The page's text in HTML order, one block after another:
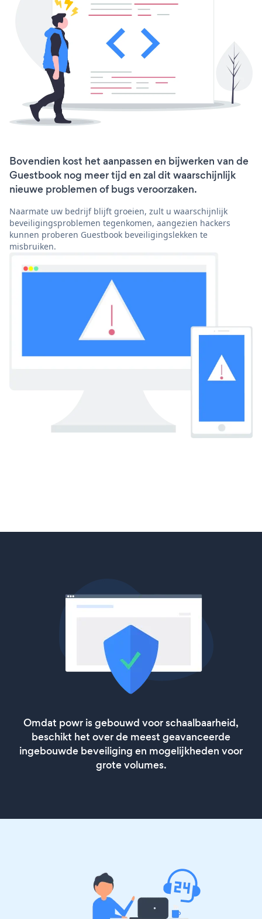
Bovendien kost het aanpassen en bijwerken van de
Guestbook nog meer tijd en zal dit waarschijnlijk
nieuwe problemen of bugs veroorzaken.
Naarmate uw bedrijf blijft groeien, zult u waarschijnlijk
beveiligingsproblemen tegenkomen, aangezien hackers
kunnen proberen Guestbook beveiligingslekken te
misbruiken.
Omdat powr is gebouwd voor schaalbaarheid,
beschikt het over de meest geavanceerde
ingebouwde beveiliging en mogelijkheden voor
grote volumes.